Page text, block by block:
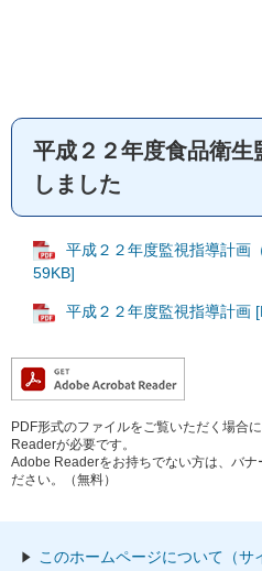
平成２２年度食品衛生
しました
平成２２年度監視指導計画
59KB]
平成２２年度監視指導計画
PDF形式のファイルをご覧いただく場合
Readerが必要です。
Adobe Readerをお持ちでない方は、バナ
ださい。（無料）
このホームページについて（サ